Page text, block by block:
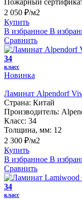
2 050 ₽/м2
Купить
В избранное В
Сравнить
34
класс
Новинка
Ламинат Alpendorf
Страна: Китай
Производитель:
Класс: 34
Толщина, мм: 12
2 300 ₽/м2
Купить
В избранное В
Сравнить
34
класс